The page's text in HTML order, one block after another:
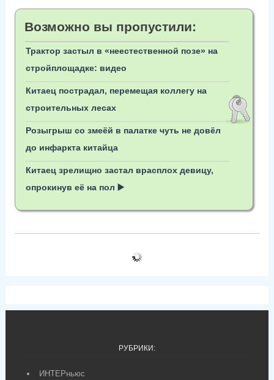
Возможно вы пропустили:
Трактор застыл в «неестественной позе» на
стройплощадке: видео
Китаец пострадал, перемещая коллегу на
строительных лесах
Розыгрыш со змеёй в палатке чуть не довёл
до инфаркта китайца
Китаец зрелищно застал врасплох девицу,
опрокинув её на пол ▶️
НЕОньюс